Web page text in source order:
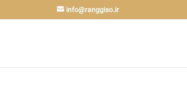
info@ranggiso.ir